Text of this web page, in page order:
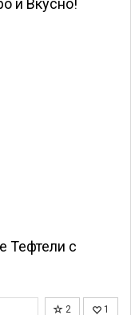
и Вкусно!
Тефтели с
2 1